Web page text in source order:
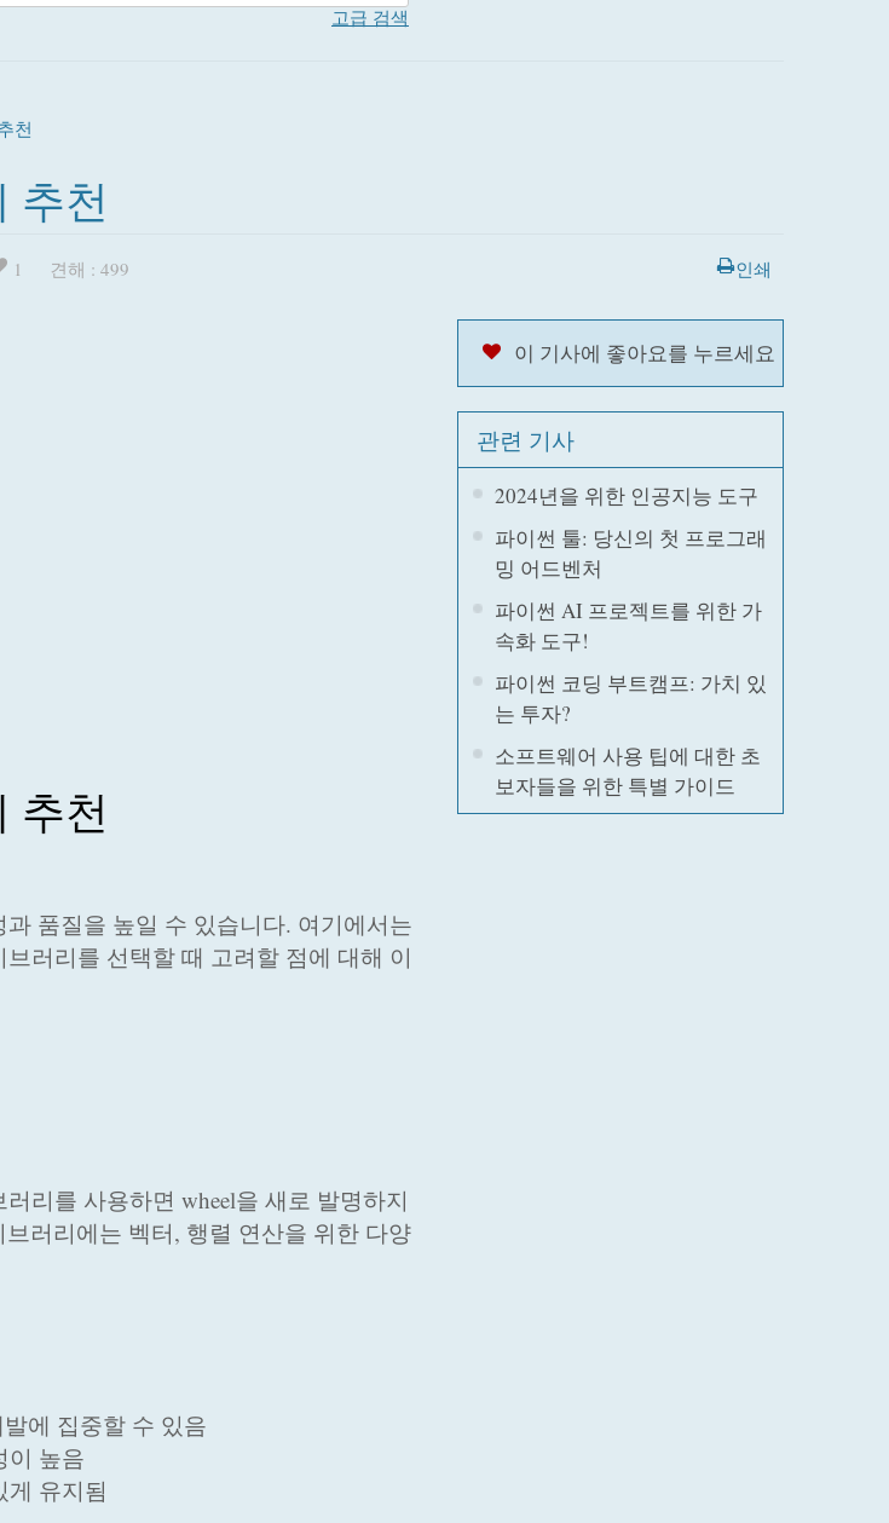
고급 검색
천
추천
1 견해 : 499 인쇄
추천
품질을 높일 수 있습니다. 여기에서는
러리를 선택할 때 고려할 점에 대해 이
리를 사용하면 wheel을 새로 발명하지
러리에는 벡터, 행렬 연산을 위한 다양
에 집중할 수 있음
이 높음
유지됨
이 기사에 좋아요를 누르세요
관련 기사
2024년을 위한 인공지능 도구
파이썬 툴: 당신의 첫 프로그래
밍 어드벤처
파이썬 AI 프로젝트를 위한 가
속화 도구!
파이썬 코딩 부트캠프: 가치 있
는 투자?
소프트웨어 사용 팁에 대한 초
보자들을 위한 특별 가이드